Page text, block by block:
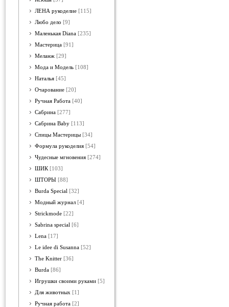
ЛЕНА рукоделие [115]
Любо дело [9]
Маленькая Diana [235]
Мастерица [91]
Меланж [29]
Мода и Модель [108]
Наталья [45]
Очарование [20]
Ручная Работа [40]
Сабрина [277]
Сабрина Baby [113]
Спицы Мастерицы [34]
Формула рукоделия [54]
Чудесные мгновения [274]
ШИК [103]
ШТОРЫ [88]
Burda Special [32]
Модный журнал [4]
Strickmode [22]
Sabrina special [6]
Lena [17]
Le idee di Susanna [52]
The Knitter [36]
Burda [86]
Игрушки своими руками [5]
Для животных [1]
Ручная работа [2]